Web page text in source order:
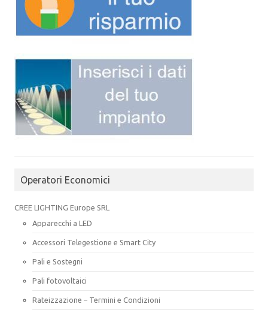
Operatori Economici
CREE LIGHTING Europe SRL
Apparecchi a LED
Accessori Telegestione e Smart City
Pali e Sostegni
Pali fotovoltaici
Rateizzazione – Termini e Condizioni